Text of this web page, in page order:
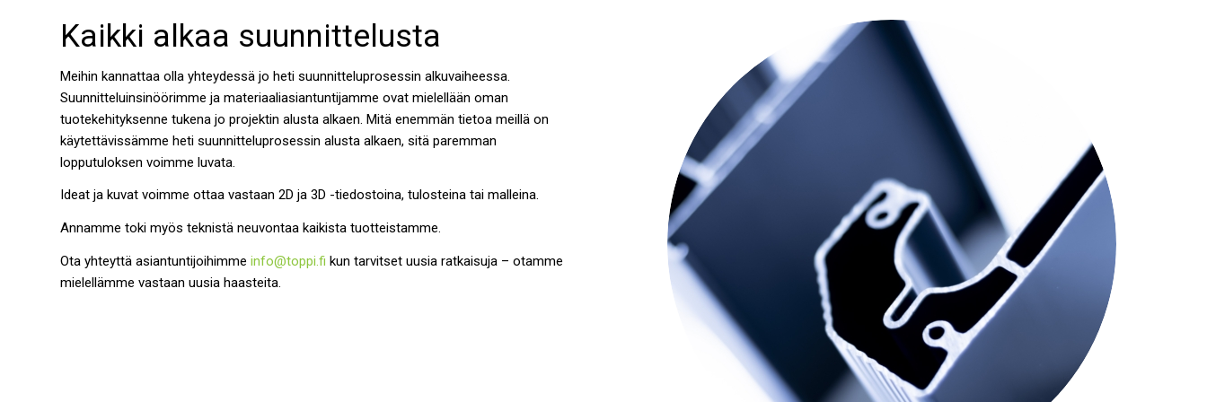
Kaikki alkaa suunnittelusta
Meihin kannattaa olla yhteydessä jo heti suunnitteluprosessin alkuvaiheessa.
Suunnitteluinsinöörimme ja materiaaliasiantuntijamme ovat mielellään oman
tuotekehityksenne tukena jo projektin alusta alkaen. Mitä enemmän tietoa meillä on
käytettävissämme heti suunnitteluprosessin alusta alkaen, sitä paremman
lopputuloksen voimme luvata.
Ideat ja kuvat voimme ottaa vastaan 2D ja 3D -tiedostoina, tulosteina tai malleina.
Annamme toki myös teknistä neuvontaa kaikista tuotteistamme.
Ota yhteyttä asiantuntijoihimme info@toppi.fi kun tarvitset uusia ratkaisuja – otamme
mielellämme vastaan uusia haasteita.